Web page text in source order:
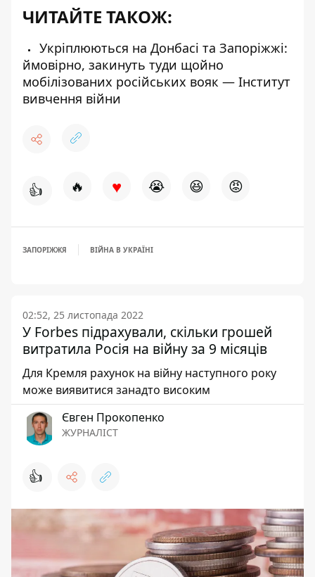
ЧИТАЙТЕ ТАКОЖ:
Укріплюються на Донбасі та Запоріжжі:
ймовірно, закинуть туди щойно
мобілізованих російських вояк — Інститут
вивчення війни
👍 🔥 ♥ 😭 😆 😡
ЗАПОРІЖЖЯ ВІЙНА В УКРАЇНІ
02:52, 25 листопада 2022
У Forbes підрахували, скільки грошей
витратила Росія на війну за 9 місяців
Для Кремля рахунок на війну наступного року
може виявитися занадто високим
Євген Прокопенко
ЖУРНАЛІСТ
👍